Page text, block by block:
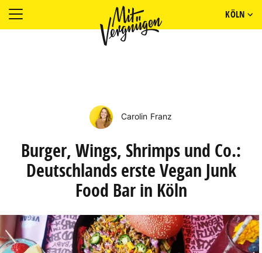
KÖLN
Carolin Franz
Burger, Wings, Shrimps und Co.:
Deutschlands erste Vegan Junk
Food Bar in Köln